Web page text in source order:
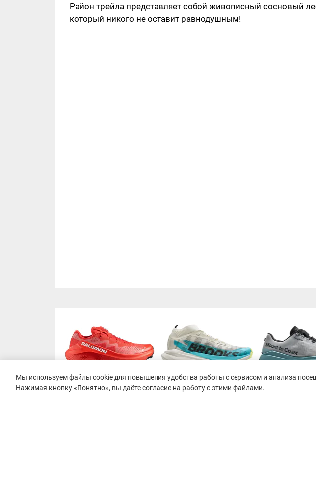
Район трейла представляет собой живописный сосновый
который никого не оставит равнодушным!
Мы используем файлы cookie для повышения удобства работы с сервисом и анализа
Нажимая кнопку «Понятно», вы даёте согласие на работу с этими файлами.